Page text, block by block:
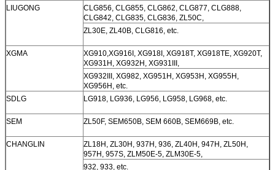
LIUGONG
CLG856, CLG855, CLG862, CLG877, CLG888,
CLG842, CLG835, CLG836, ZL50C,
ZL30E, ZL40B, CLG816, etc.
XGMA
XG910,XG916I, XG918I, XG918T, XG918TE, XG920T,
XG931H, XG932H, XG931III,
XG932III, XG982, XG951H, XG953H, XG955H,
XG956H, etc.
SDLG
LG918, LG936, LG956, LG958, LG968, etc.
SEM ZL50F, SEM650B, SEM 660B, SEM669B, etc.
CHANGLIN
ZL18H, ZL30H, 937H, 936, ZL40H, 947H, ZL50H,
957H, 957S, ZLM50E-5, ZLM30E-5,
932, 933, etc.